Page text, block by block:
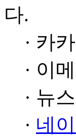
다.
· 카
· 이
· 뉴
· 네